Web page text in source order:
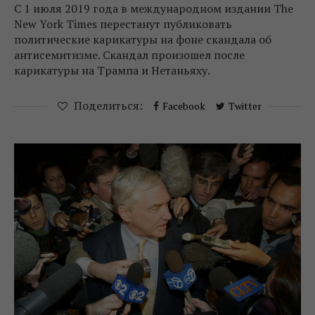
С 1 июля 2019 года в международном издании The
New York Times перестанут публиковать
политические карикатуры на фоне скандала об
антисемитизме. Скандал произошел после
карикатуры на Трампа и Нетаньяху.
Поделиться: Facebook Twitter